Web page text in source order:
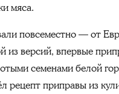
мяса.
повсеместно — от
из версий, впервые
семенами белой
приправы из